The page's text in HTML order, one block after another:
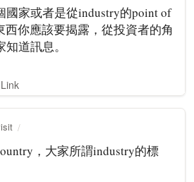
國家或者是從industry的point of
西你應該要揭露，從投資者的角
道訊息。
Link
，大家所謂industry的標